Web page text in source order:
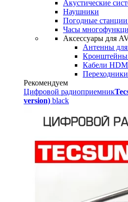
Акустические
Наушники
Погодные
Часы
Аксессуары для
Антенны
Кронштейны
Кабели
Рекомендуем
Цифровой радиоприемник
version) black